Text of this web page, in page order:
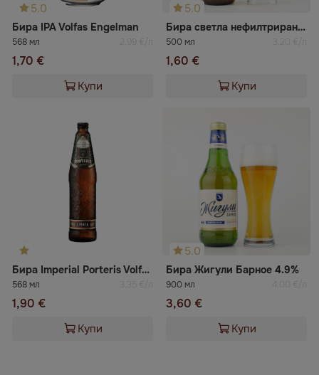
5.0
Бира IPA Volfas Engelman
568 мл 2,99 €/л
1,70 €
Купи
5.0
Бира светла нефилтрирана бочкова ППБ
500 мл 3,20 €/л
1,60 €
Купи
Бира Imperial Porteris Volfas Engelman
568 мл 3,35 €/л
1,90 €
Купи
5.0
Бира Жигули Барное 4.9%
900 мл 4,00 €/л
3,60 €
Купи